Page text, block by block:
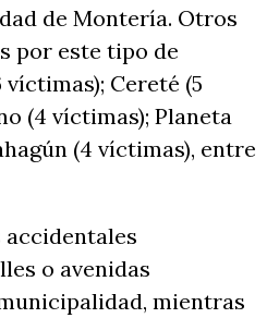
de Montería. Otros
por este tipo de
Cereté (5
(4 víctimas); Planeta
(4 víctimas), entre
accidentales
o avenidas
mientras